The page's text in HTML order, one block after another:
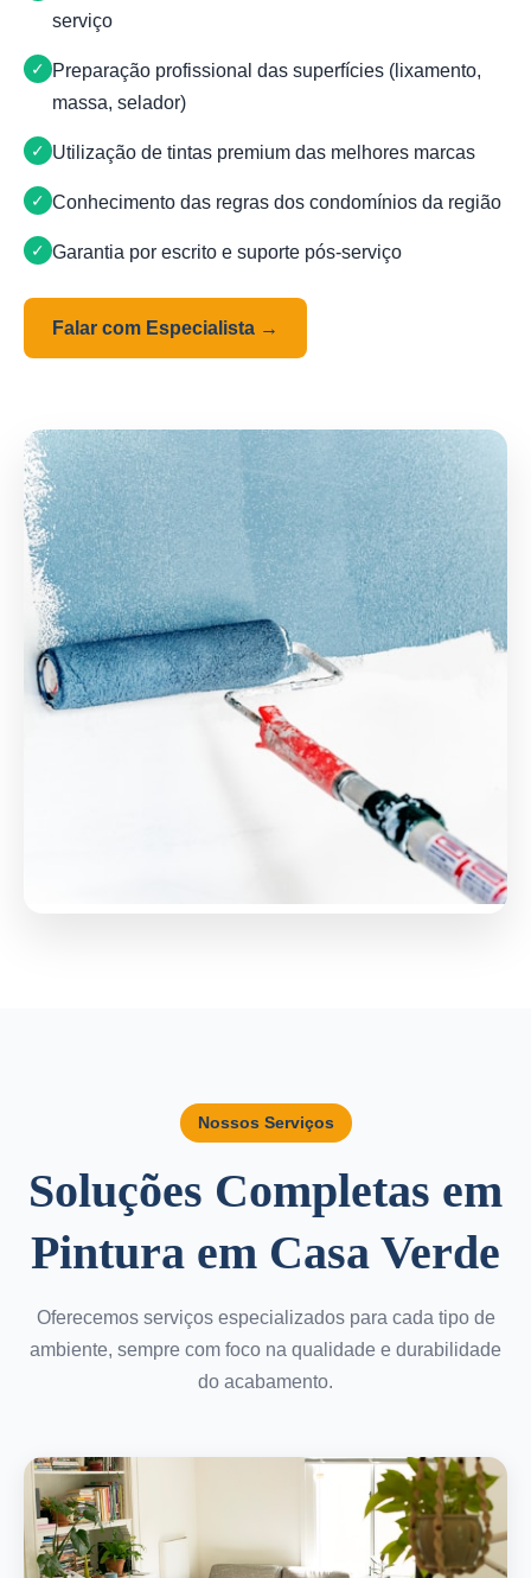
serviço
Preparação profissional das superfícies (lixamento,
massa, selador)
Utilização de tintas premium das melhores marcas
Conhecimento das regras dos condomínios da região
Garantia por escrito e suporte pós-serviço
Falar com Especialista →
Nossos Serviços
Soluções Completas em
Pintura em Casa Verde
Oferecemos serviços especializados para cada tipo de
ambiente, sempre com foco na qualidade e durabilidade
do acabamento.